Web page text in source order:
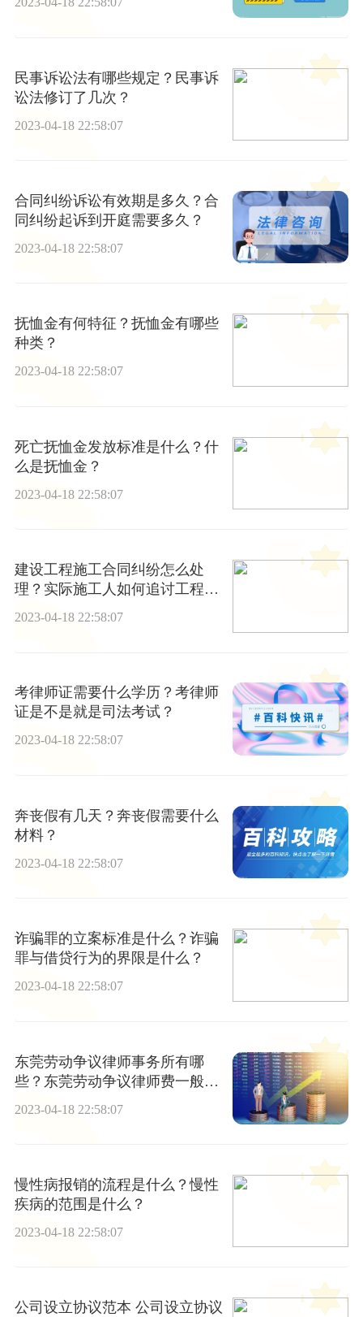
民事诉讼法有哪些规定？民事诉
讼法修订了几次？
2023-04-18 22:58:07
合同纠纷诉讼有效期是多久？合
同纠纷起诉到开庭需要多久？
2023-04-18 22:58:07
抚恤金有何特征？抚恤金有哪些
种类？
2023-04-18 22:58:07
死亡抚恤金发放标准是什么？什
么是抚恤金？
2023-04-18 22:58:07
建设工程施工合同纠纷怎么处
理？实际施工人如何追讨工程
款？
2023-04-18 22:58:07
考律师证需要什么学历？考律师
证是不是就是司法考试？
2023-04-18 22:58:07
奔丧假有几天？奔丧假需要什么
材料？
2023-04-18 22:58:07
诈骗罪的立案标准是什么？诈骗
罪与借贷行为的界限是什么？
2023-04-18 22:58:07
东莞劳动争议律师事务所有哪
些？东莞劳动争议律师费一般是
2023-04-18 22:58:07
慢性病报销的流程是什么？慢性
疾病的范围是什么？
2023-04-18 22:58:07
公司设立协议范本 公司设立协议